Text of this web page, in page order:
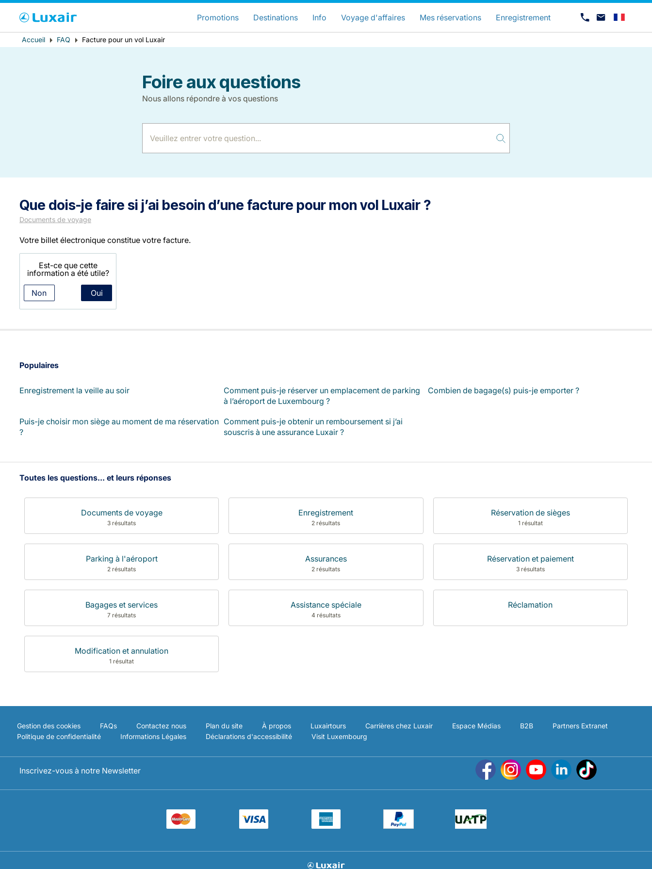
LuxairGroup Sites
Choisissez votre pays et langue préférés
Pays de résidence
Promotions Destinations Info Voyage d'affaires Mes réservations Enregistrement
Fil
Accueil FAQ Facture pour un vol Luxair
Foire aux questions
Nous allons répondre à vos questions
Que dois-je faire si j’ai besoin d’une facture pour mon vol Luxair ?
Documents de voyage
Votre billet électronique constitue votre facture.
Est-ce que cette
information a été utile?
Non Oui
Populaires
Enregistrement la veille au soir
Comment puis-je réserver un emplacement de parking
à l’aéroport de Luxembourg ?
Combien de bagage(s) puis-je emporter ?
Puis-je choisir mon siège au moment de ma réservation
?
Comment puis-je obtenir un remboursement si j’ai
souscris à une assurance Luxair ?
Toutes les questions... et leurs réponses
Documents de voyage
3 résultats
Enregistrement
2 résultats
Réservation de sièges
1 résultat
Parking à l'aéroport
2 résultats
Assurances
2 résultats
Réservation et paiement
3 résultats
Bagages et services
7 résultats
Assistance spéciale
4 résultats
Réclamation
Modification et annulation
1 résultat
Gestion des cookies FAQs Contactez nous Plan du site À propos Luxairtours Carrières chez Luxair Espace Médias B2B
Partners Extranet
Politique de confidentialité
Informations Légales Déclarations d'accessibilité Visit Luxembourg
Inscrivez-vous à notre Newsletter